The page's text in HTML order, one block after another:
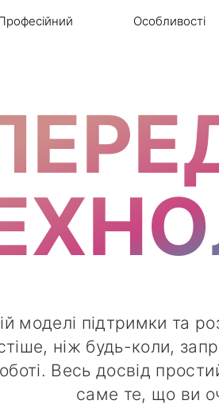
Особливості
моделі підтримки та
ніж будь-коли,
Весь досвід
саме те, що ви